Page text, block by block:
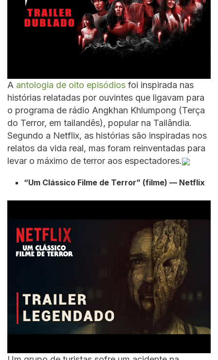
A antologia de oito episódios foi inspirada nas
histórias relatadas por ouvintes que ligavam para
o programa de rádio Angkhan Khlumpong (Terça
do Terror, em tailandês), popular na Tailândia.
Segundo a Netflix, as histórias são inspiradas nos
relatos da vida real, mas foram reinventadas para
levar o máximo de terror aos espectadores.
“Um Clássico Filme de Terror” (filme) — Netflix